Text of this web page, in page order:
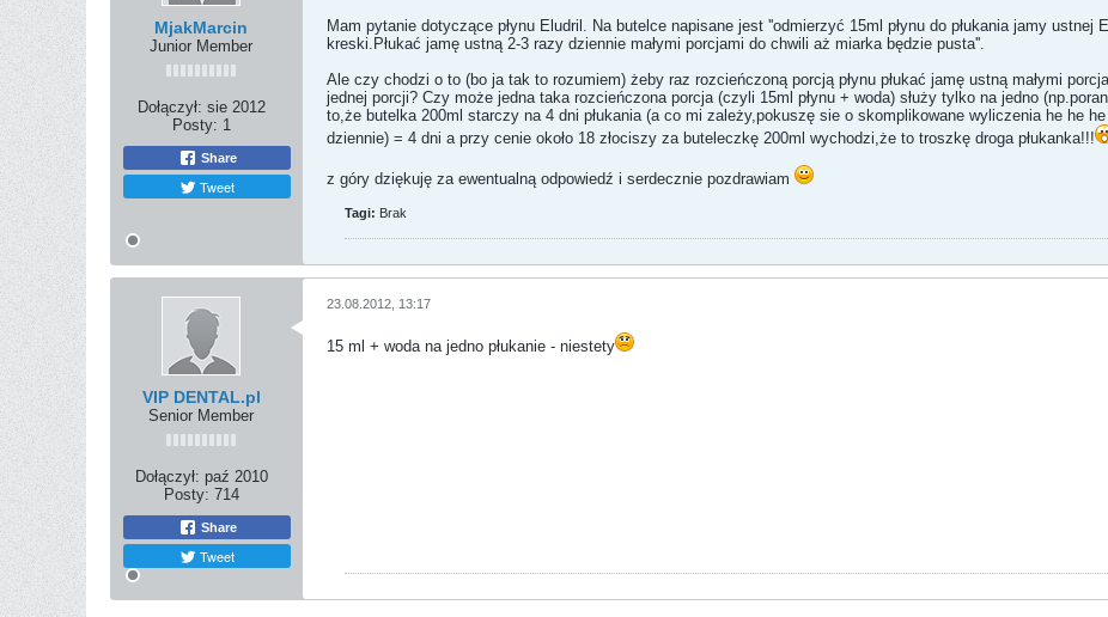
MjakMarcin
Junior Member
Dołączył: sie 2012
Posty: 1
Share
Tweet
Mam pytanie dotyczące płynu Eludril. Na butelce napisane jest ''odmierzyć 15ml płynu do płukania jamy ustnej
kreski.Płukać jamę ustną 2-3 razy dziennie małymi porcjami do chwili aż miarka będzie pusta''.
Ale czy chodzi o to (bo ja tak to rozumiem) żeby raz rozcieńczoną porcją płynu płukać jamę ustną małymi
jednej porcji? Czy może jedna taka rozcieńczona porcja (czyli 15ml płynu + woda) służy tylko na jedno
to,że butelka 200ml starczy na 4 dni płukania (a co mi zależy,pokuszę sie o skomplikowane wyliczenia he he
dziennie) = 4 dni a przy cenie około 18 złociszy za buteleczkę 200ml wychodzi,że to troszkę droga płukanka!!!
z góry dziękuję za ewentualną odpowiedź i serdecznie pozdrawiam
Tagi: Brak
VIP DENTAL.pl
Senior Member
Dołączył: paź 2010
Posty: 714
Share
Tweet
23.08.2012, 13:17
15 ml + woda na jedno płukanie - niestety